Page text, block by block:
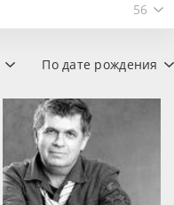
56
По дате рождения